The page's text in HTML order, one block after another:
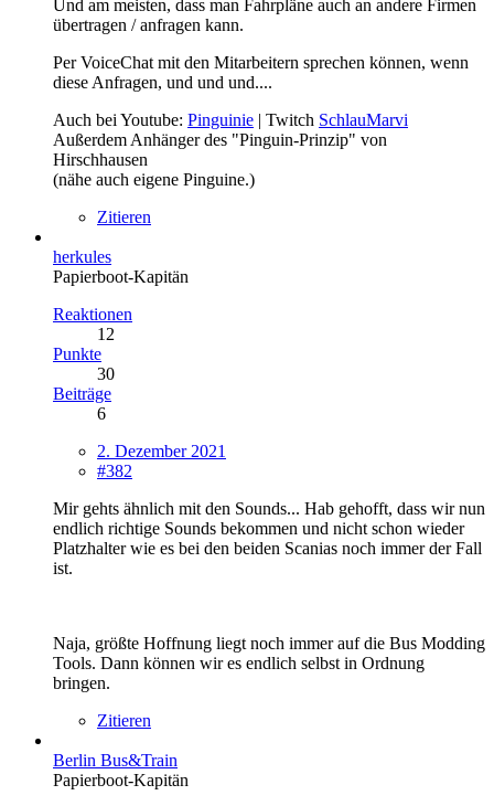
Und am meisten, dass man Fahrpläne auch an andere Firmen
übertragen / anfragen kann.
Per VoiceChat mit den Mitarbeitern sprechen können, wenn
diese Anfragen, und und und....
Auch bei Youtube: Pinguinie | Twitch SchlauMarvi
Außerdem Anhänger des "Pinguin-Prinzip" von
Hirschhausen
(nähe auch eigene Pinguine.)
Zitieren
herkules
Papierboot-Kapitän
Reaktionen
12
Punkte
30
Beiträge
6
2. Dezember 2021
#382
Mir gehts ähnlich mit den Sounds... Hab gehofft, dass wir nun
endlich richtige Sounds bekommen und nicht schon wieder
Platzhalter wie es bei den beiden Scanias noch immer der Fall
ist.
Naja, größte Hoffnung liegt noch immer auf die Bus Modding
Tools. Dann können wir es endlich selbst in Ordnung
bringen.
Zitieren
Berlin Bus&Train
Papierboot-Kapitän